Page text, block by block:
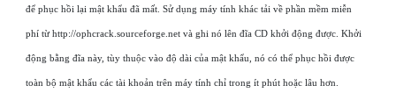
để phục hồi lại mật khẩu đã mất. Sử dụng máy tính khác tải về phần mềm miễn
phí từ http://ophcrack.sourceforge.net và ghi nó lên đĩa CD khởi động được. Khởi
động bằng đĩa này, tùy thuộc vào độ dài của mật khẩu, nó có thể phục hồi được
toàn bộ mật khẩu các tài khoản trên máy tính chỉ trong ít phút hoặc lâu hơn.